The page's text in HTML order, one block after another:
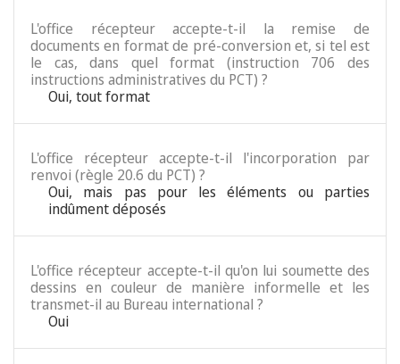
L'office récepteur accepte-t-il la remise de
documents en format de pré-conversion et, si tel est
le cas, dans quel format (instruction 706 des
instructions administratives du PCT) ?
Oui, tout format
L'office récepteur accepte-t-il l'incorporation par
renvoi (règle 20.6 du PCT) ?
Oui, mais pas pour les éléments ou parties
indûment déposés
L'office récepteur accepte-t-il qu'on lui soumette des
dessins en couleur de manière informelle et les
transmet-il au Bureau international ?
Oui